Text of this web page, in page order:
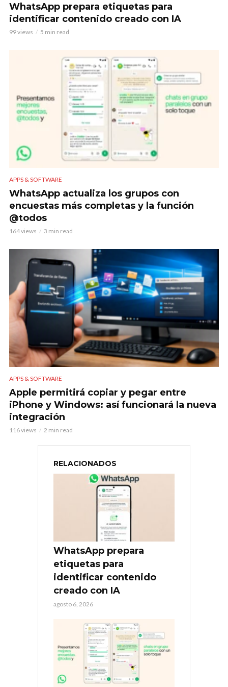
WhatsApp prepara etiquetas para
identificar contenido creado con IA
99 views 5 min read
APPS & SOFTWARE
WhatsApp actualiza los grupos con
encuestas más completas y la función
@todos
164 views 3 min read
APPS & SOFTWARE
Apple permitirá copiar y pegar entre
iPhone y Windows: así funcionará la nueva
integración
116 views 2 min read
RELACIONADOS
WhatsApp prepara
etiquetas para
identificar contenido
creado con IA
agosto 6, 2026